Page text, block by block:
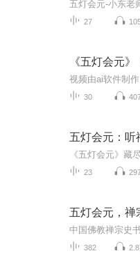
27
《五灯会元》
30
五灯会元：听
23
五灯会元，禅
382